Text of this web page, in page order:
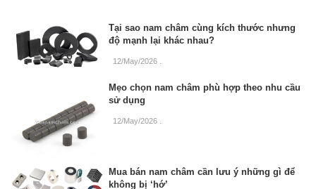
Tại sao nam châm cùng kích thước nhưng
độ mạnh lại khác nhau?
12/May/2026
Mẹo chọn nam châm phù hợp theo nhu cầu
sử dụng
12/May/2026
Mua bán nam châm cần lưu ý những gì để
không bị ‘hớ’